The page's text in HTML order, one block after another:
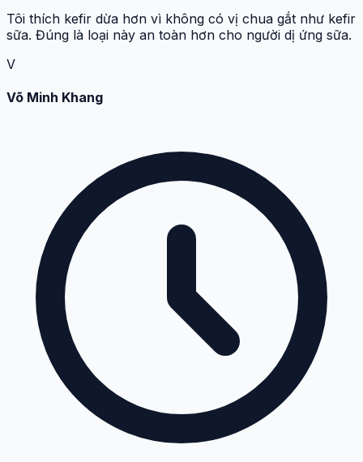
Tôi thích kefir dừa hơn vì không có vị chua gắt như kefir
sữa. Đúng là loại này an toàn hơn cho người dị ứng sữa.
V
Võ Minh Khang